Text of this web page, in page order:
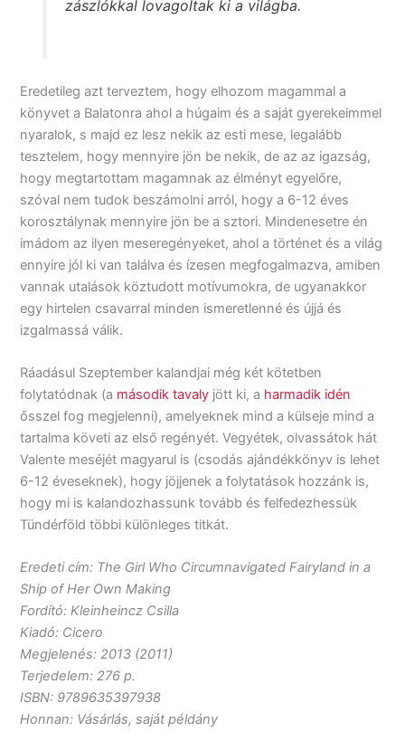
zászlókkal lovagoltak ki a világba.
Eredetileg azt terveztem, hogy elhozom magammal a
könyvet a Balatonra ahol a húgaim és a saját gyerekeimmel
nyaralok, s majd ez lesz nekik az esti mese, legalább
tesztelem, hogy mennyire jön be nekik, de az az igazság,
hogy megtartottam magamnak az élményt egyelőre,
szóval nem tudok beszámolni arról, hogy a 6-12 éves
korosztálynak mennyire jön be a sztori. Mindenesetre én
imádom az ilyen meseregényeket, ahol a történet és a világ
ennyire jól ki van találva és ízesen megfogalmazva, amiben
vannak utalások köztudott motívumokra, de ugyanakkor
egy hirtelen csavarral minden ismeretlenné és újjá és
izgalmassá válik.
Ráadásul Szeptember kalandjai még két kötetben
folytatódnak (a második tavaly jött ki, a harmadik idén
ősszel fog megjelenni), amelyeknek mind a külseje mind a
tartalma követi az első regényét. Vegyétek, olvassátok hát
Valente meséjét magyarul is (csodás ajándékkönyv is lehet
6-12 éveseknek), hogy jöjjenek a folytatások hozzánk is,
hogy mi is kalandozhassunk tovább és felfedezhessük
Tündérföld többi különleges titkát.
Eredeti cím: The Girl Who Circumnavigated Fairyland in a
Ship of Her Own Making
Fordító: Kleinheincz Csilla
Kiadó: Cicero
Megjelenés: 2013 (2011)
Terjedelem: 276 p.
ISBN: 9789635397938
Honnan: Vásárlás, saját példány